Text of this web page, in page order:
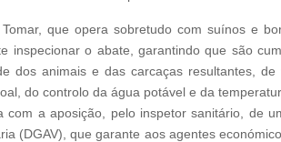
que opera sobretudo com suínos e
inspecionar o abate, garantindo que são
dos animais e das carcaças resultantes,
do controlo da água potável e da
a aposição, pelo inspetor sanitário, de
(DGAV), que garante aos agentes